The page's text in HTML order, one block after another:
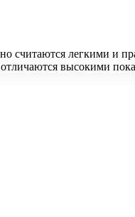
считаются легкими и
высокими